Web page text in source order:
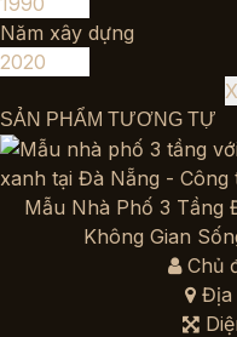
Năm xây dựng
SẢN PHẨM TƯƠNG TỰ
Mẫu Nhà Phố 3 Tầng
Không Gian
Chủ
Địa